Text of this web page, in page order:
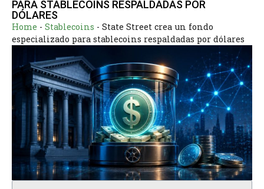
PARA STABLECOINS RESPALDADAS POR
DÓLARES
Home - Stablecoins - State Street crea un fondo
especializado para stablecoins respaldadas por dólares